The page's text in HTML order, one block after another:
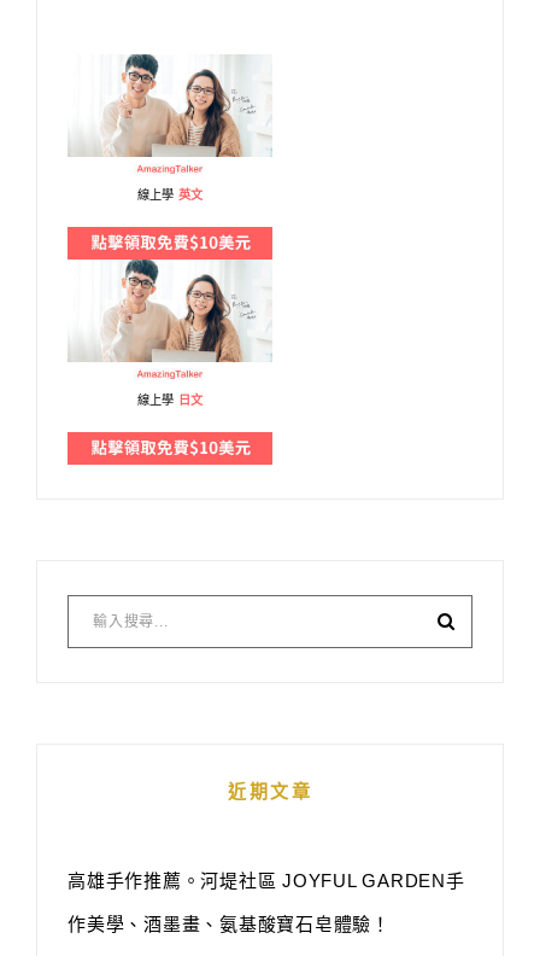
線上學 英文
線上學 日文
近期文章
高雄手作推薦。河堤社區 JOYFUL GARDEN手
作美學、酒墨畫、氨基酸寶石皂體驗！